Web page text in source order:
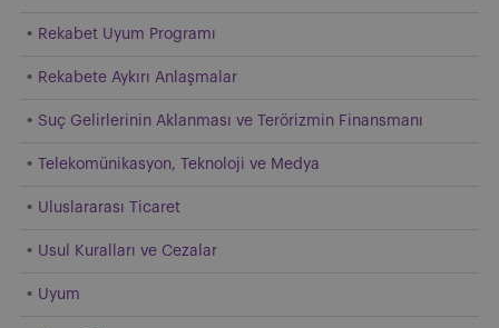
Rekabet Uyum Programı
Rekabete Aykırı Anlaşmalar
Suç Gelirlerinin Aklanması ve Terörizmin Finansmanı
Telekomünikasyon, Teknoloji ve Medya
Uluslararası Ticaret
Usul Kuralları ve Cezalar
Uyum